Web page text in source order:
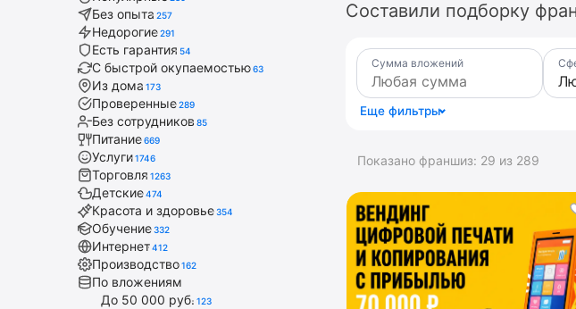
Без опыта 257
Недорогие291
Есть гарантия 54
С быстрой окупаемостью63
Из дома 173
Проверенные289
Без сотрудников 85
Питание669
Услуги1746
Торговля 1263
Детские474
Красота и здоровье354
Обучение332
Интернет412
Производство162
По вложениям
До 50 000 руб. 123
Составили подборку
Сумма вложений
Еще фильтры
Показано франшиз: 29 из 289